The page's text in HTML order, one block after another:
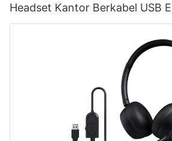
Headset Kantor Berkabel USB